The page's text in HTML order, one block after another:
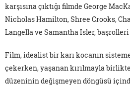
karşısına çıktığı filmde George
Nicholas Hamilton, Shree Crooks,
Langella ve Samantha Isler, başrolleri
Film, idealist bir karı kocanın
çekerken, yaşanan kırılmayla
düzeninin değişmeyen döngüsü